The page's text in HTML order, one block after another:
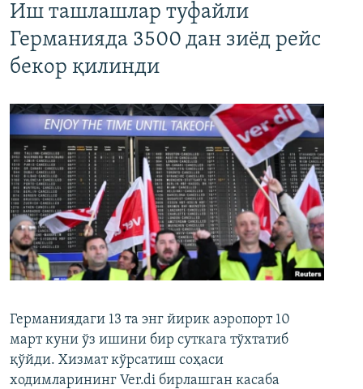
Иш ташлашлар туфайли
Германияда 3500 дан зиёд рейс
бекор қилинди
Германиядаги 13 та энг йирик аэропорт 10
март куни ўз ишини бир суткага тўхтатиб
қўйди. Хизмат кўрсатиш соҳаси
ходимларининг Ver.di бирлашган касаба